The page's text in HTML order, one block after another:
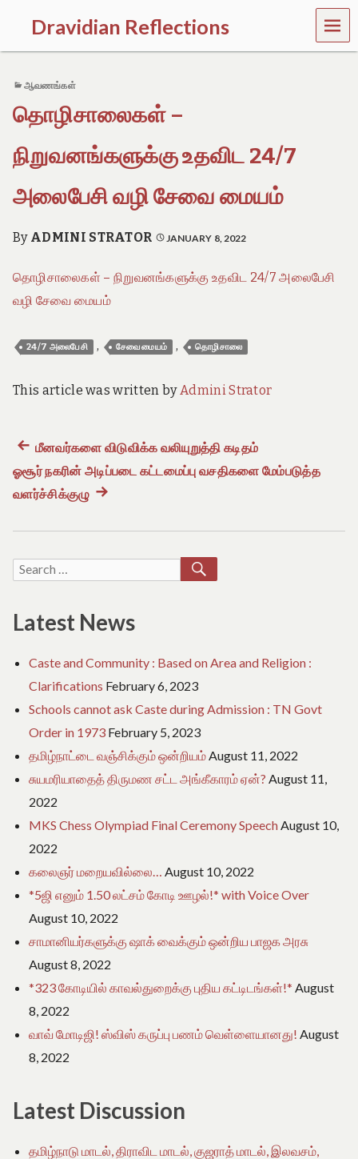
Dravidian Reflections
P
s
t
,
r
e
e
n
a
d
F
u
r
f
m
i
l
N
a
u
MEN
U
ஆவணங்கள்
தொழிசாலைகள் –
நிறுவனங்களுக்கு உதவிட 24/7
அலைபேசி வழி சேவை மையம்
By ADMINI STRATOR JANUARY 8, 2022
தொழிசாலைகள் – நிறுவனங்களுக்கு உதவிட 24/7 அலைபேசி
வழி சேவை மையம்
24/7 அலைபேசி , சேவை மையம் , தொழிசாலை
This article was written by Admini Strator
Post
navigation
Previous
post:
மீனவர்களை விடுவிக்க வலியுறுத்தி கடிதம்
ஓசூர் நகரின் அடிப்படை கட்டமைப்பு வசதிகளை மேம்படுத்த
வளர்ச்சிக்குழுNext
Search
Latest News
Caste and Community : Based on Area and Religion :
Clarifications February 6, 2023
Schools cannot ask Caste during Admission : TN Govt
Order in 1973 February 5, 2023
தமிழ்நாட்டை வஞ்சிக்கும் ஒன்றியம்August 11, 2022
சுயமரியாதைத் திருமண சட்ட அங்கீகாரம் ஏன்? August 11,
2022
MKS Chess Olympiad Final Ceremony SpeechAugust 10,
2022
கலைஞர் மறையவில்லை… August 10, 2022
*5ஜி எனும் 1.50 லட்சம் கோடி ஊழல்!* with Voice Over
August 10, 2022
சாமானியர்களுக்கு ஷாக் வைக்கும் ஒன்றிய பாஜக அரசு
August 8, 2022
*323 கோடியில் காவல்துறைக்கு புதிய கட்டிடங்கள்!* August
8, 2022
வாவ் மோடிஜி! ஸ்விஸ் கருப்பு பணம் வெள்ளையானது! August
8, 2022
Latest Discussion
தமிழ்நாடு மாடல், திராவிட மாடல், குஜராத் மாடல், இலவசம்,